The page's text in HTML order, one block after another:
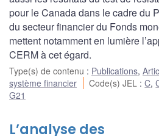
pour le Canada dans le cadre du
du secteur financier du Fonds
mettent notamment en lumière
CERM à cet égard.
Type(s) de contenu : Publications,
système financier
Code(s) JEL :C,
G21
L’analyse des